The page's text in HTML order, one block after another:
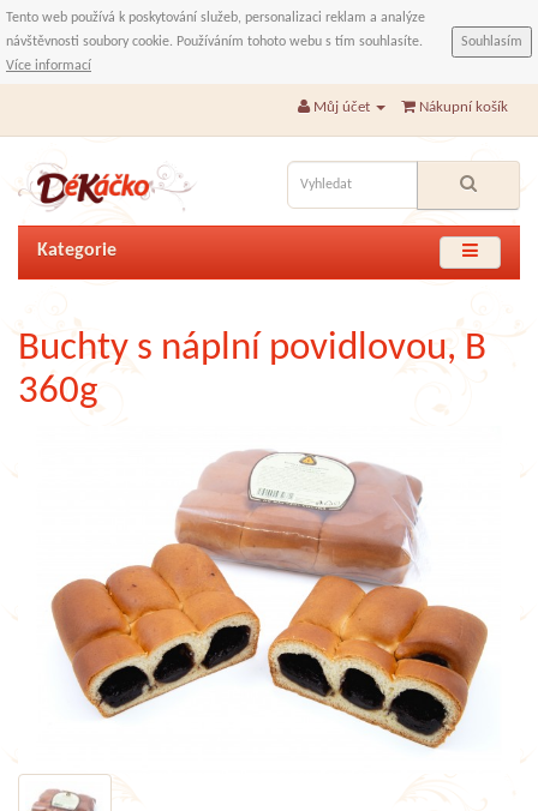
Tento web používá k poskytování služeb, personalizaci reklam a analýze
návštěvnosti soubory cookie. Používáním tohoto webu s tím souhlasíte.
Více informací
Souhlasím
Můj účet Nákupní košík
Kategorie
Buchty s náplní povidlovou, B
360g